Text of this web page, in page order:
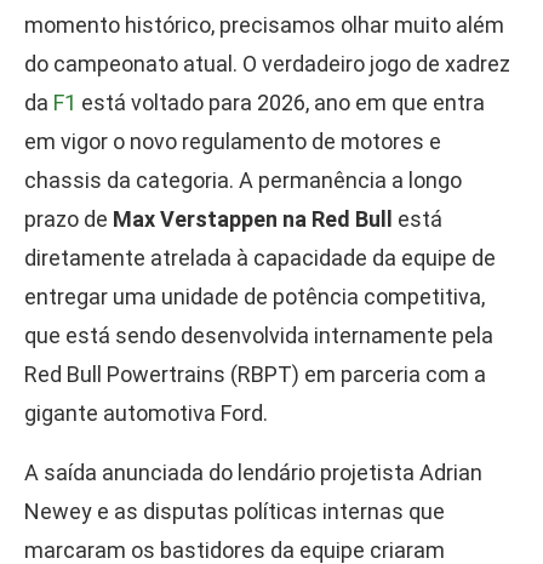
momento histórico, precisamos olhar muito além
do campeonato atual. O verdadeiro jogo de xadrez
da F1 está voltado para 2026, ano em que entra
em vigor o novo regulamento de motores e
chassis da categoria. A permanência a longo
prazo de Max Verstappen na Red Bull
está
diretamente atrelada à capacidade da equipe de
entregar uma unidade de potência competitiva,
que está sendo desenvolvida internamente pela
Red Bull Powertrains (RBPT) em parceria com a
gigante automotiva Ford.
A saída anunciada do lendário projetista Adrian
Newey e as disputas políticas internas que
marcaram os bastidores da equipe criaram